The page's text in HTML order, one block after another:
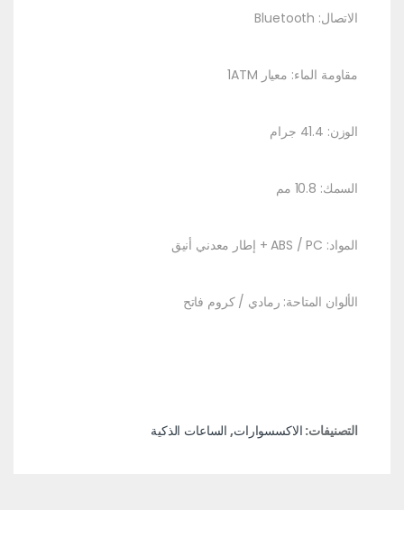
الاتصال: Bluetooth
مقاومة الماء: معيار 1ATM
الوزن: 41.4 جرام
السمك: 10.8 مم
المواد: ABS / PC + إطار معدني أنيق
الألوان المتاحة: رمادي / كروم فاتح
التصنيفات: الاكسسوارات, الساعات الذكية